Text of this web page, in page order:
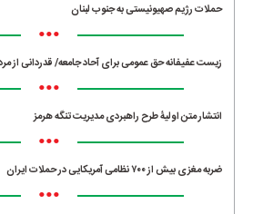
حملات رژیم صهیونیستی به جنوب لبنان
•••
زیست عفیفانه حق عمومی برای آحاد جامعه/ قدردانی از
•••
انتشار متن اولیۀ طرح راهبردی مدیریت تنگه هرمز
•••
ضربه مغزی بیش از ۷۰۰ نظامی آمریکایی در حملات ایران
•••